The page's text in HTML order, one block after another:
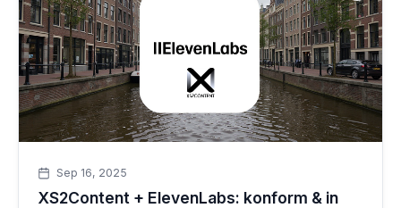
Sep 16, 2025
XS2Content + ElevenLabs: konform & in